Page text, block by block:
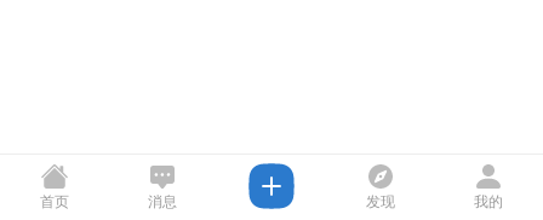
首页 消息 发现 我的